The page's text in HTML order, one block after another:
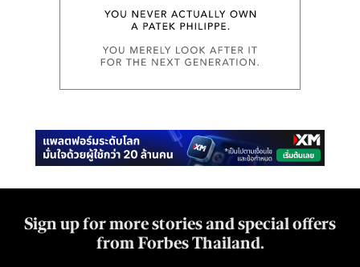
Sign up for more stories and special offers
from Forbes Thailand.